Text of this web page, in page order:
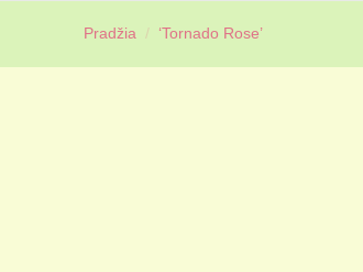
Pradžia ‘Tornado Rose’